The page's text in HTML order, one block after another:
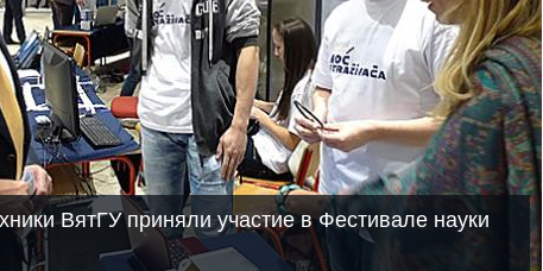
ВятГУ приняли участие в Фестивале науки